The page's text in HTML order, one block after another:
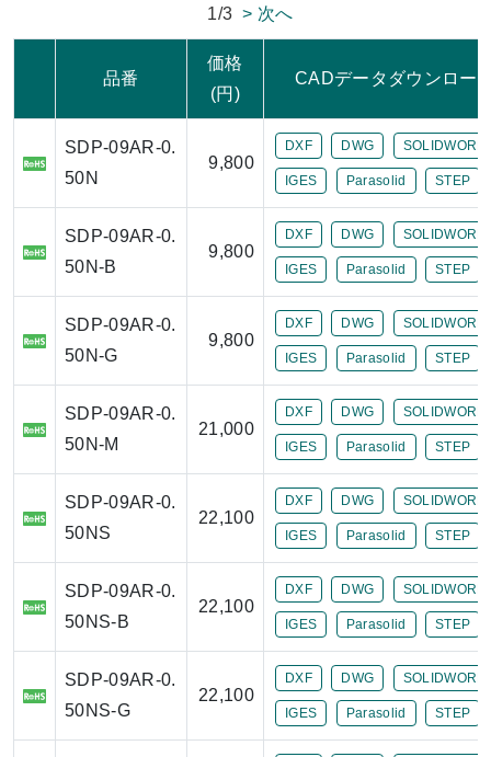
1/3 > 次へ
品番
価格
(円)
CADデータダウンロー
SDP-09AR-0.
50N
9,800
DXF DWG
IGES Parasolid STEP
SDP-09AR-0.
50N-B
9,800
DXF DWG
IGES Parasolid STEP
SDP-09AR-0.
50N-G
9,800
DXF DWG
IGES Parasolid STEP
SDP-09AR-0.
50N-M
21,000
DXF DWG
IGES Parasolid STEP
SDP-09AR-0.
50NS
22,100
DXF DWG
IGES Parasolid STEP
SDP-09AR-0.
50NS-B
22,100
DXF DWG
IGES Parasolid STEP
SDP-09AR-0.
50NS-G
22,100
DXF DWG
IGES Parasolid STEP